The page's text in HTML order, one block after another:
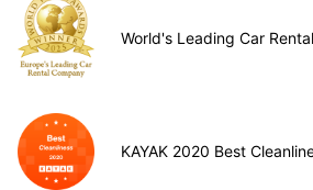
World's Leading Car
KAYAK 2020 Best